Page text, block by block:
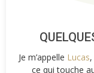
Je m’appelle Lucas
ce qui touche